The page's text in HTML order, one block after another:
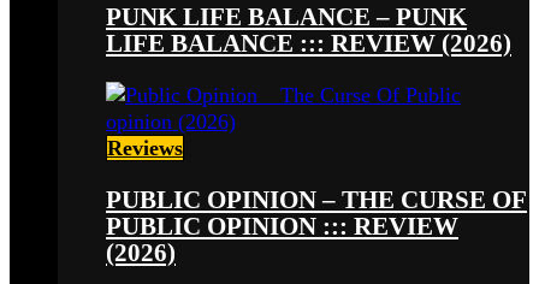
PUNK LIFE BALANCE – PUNK
LIFE BALANCE ::: REVIEW (2026)
Reviews
PUBLIC OPINION – THE CURSE OF
PUBLIC OPINION ::: REVIEW
(2026)